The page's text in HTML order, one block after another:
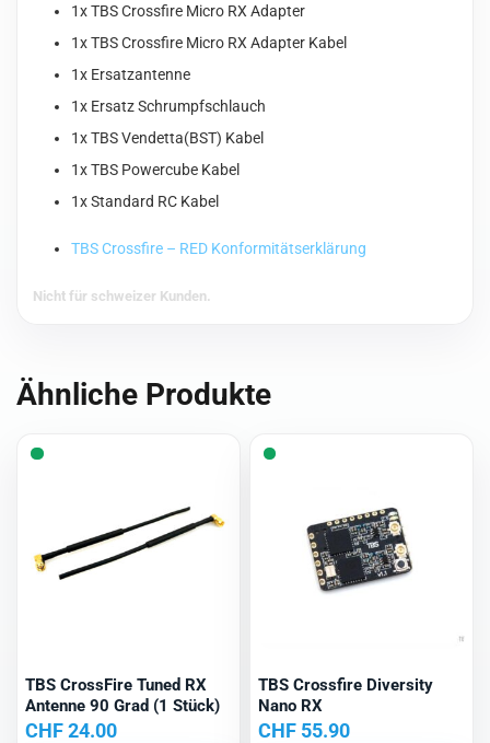
1x TBS Crossfire Micro RX Adapter
1x TBS Crossfire Micro RX Adapter Kabel
1x Ersatzantenne
1x Ersatz Schrumpfschlauch
1x TBS Vendetta(BST) Kabel
1x TBS Powercube Kabel
1x Standard RC Kabel
TBS Crossfire – RED Konformitätserklärung
Nicht für schweizer Kunden.
Ähnliche Produkte
TBS CrossFire Tuned RX
Antenne 90 Grad (1 Stück)
CHF24.00
TBS Crossfire Diversity
Nano RX
CHF55.90